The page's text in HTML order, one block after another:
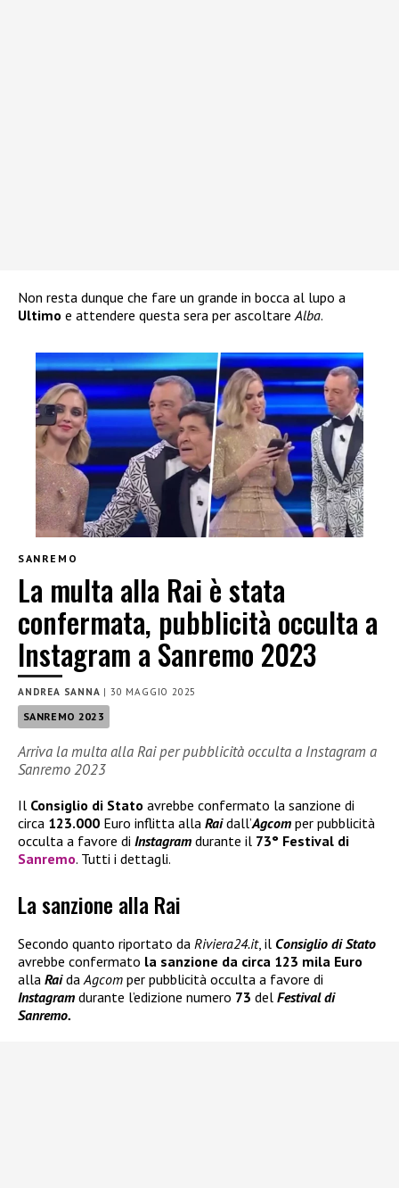
Non resta dunque che fare un grande in bocca al lupo a
Ultimo e attendere questa sera per ascoltareAlba.
SANREMO
La multa alla Rai è stata
confermata, pubblicità occulta a
Instagram a Sanremo 2023
ANDREA SANNA |30 MAGGIO 2025
SANREMO 2023
Arriva la multa alla Rai per pubblicità occulta a Instagram a
Sanremo 2023
Il Consiglio di Stato avrebbe confermato la sanzione di
circa 123.000 Euro inflitta alla Raidall’Agcom per pubblicità
occulta a favore di Instagram durante il 73° Festival di
Sanremo. Tutti i dettagli.
La sanzione alla Rai
Secondo quanto riportato da Riviera24.it, il Consiglio di Stato
avrebbe confermato la sanzione da circa 123 mila Euro
alla Raida Agcom per pubblicità occulta a favore di
Instagram durante l’edizione numero 73 del Festival di
Sanremo.